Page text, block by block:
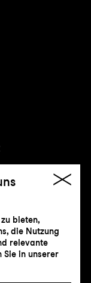
bieten,
die Nutzung
relevante
Sie in unserer